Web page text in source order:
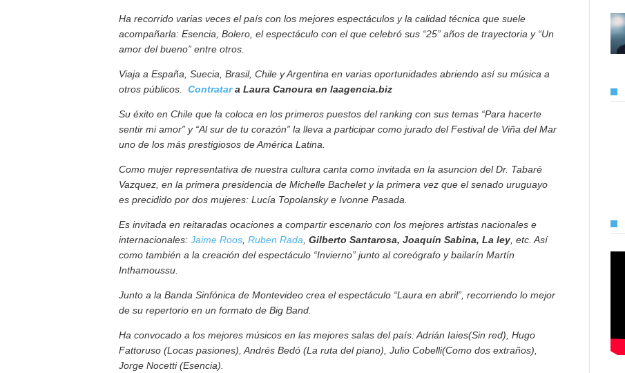
Ha recorrido varias veces el país con los mejores espectáculos y la calidad técnica que suele
acompañarla: Esencia, Bolero, el espectáculo con el que celebró sus “25” años de trayectoria y “Un
amor del bueno” entre otros.
Viaja a España, Suecia, Brasil, Chile y Argentina en varias oportunidades abriendo así su música a
otros públicos. Contratara Laura Canoura en laagencia.biz
Su éxito en Chile que la coloca en los primeros puestos del ranking con sus temas “Para hacerte
sentir mi amor” y “Al sur de tu corazón” la lleva a participar como jurado del Festival de Viña del Mar
uno de los más prestigiosos de América Latina.
Como mujer representativa de nuestra cultura canta como invitada en la asuncion del Dr. Tabaré
Vazquez, en la primera presidencia de Michelle Bachelet y la primera vez que el senado uruguayo
es precidido por dos mujeres: Lucía Topolansky e Ivonne Pasada.
Es invitada en reitaradas ocaciones a compartir escenario con los mejores artistas nacionales e
internacionales: Jaime Roos Ruben Rada Gilberto Santarosa, Joaquín Sabina, La ley , etc. Así
como también a la creación del espectáculo “Invierno” junto al coreógrafo y bailarín Martín
Inthamoussu.
Junto a la Banda Sinfónica de Montevideo crea el espectáculo “Laura en abril”, recorriendo lo mejor
de su repertorio en un formato de Big Band.
Ha convocado a los mejores músicos en las mejores salas del país: Adrián Iaies(Sin red), Hugo
Fattoruso (Locas pasiones), Andrés Bedó (La ruta del piano), Julio Cobelli(Como dos extraños),
Jorge Nocetti (Esencia).